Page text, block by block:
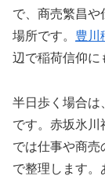
で、商売繁昌や
場所です。 豊川
辺で稲荷信仰に
半日歩く場合は
です。赤坂氷川
では仕事や商売
で整理します。